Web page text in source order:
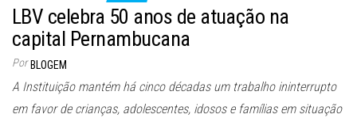
LBV celebra 50 anos de atuação na
capital Pernambucana
Por BLOGEM
A Instituição mantém há cinco décadas um trabalho ininterrupto
em favor de crianças, adolescentes, idosos e famílias em situação